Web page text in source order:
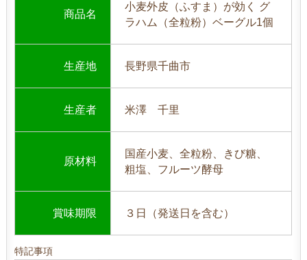
商品名
小麦外皮（ふすま）が効く グ
ラハム（全粒粉）ベーグル1個
生産地 長野県千曲市
生産者 米澤 千里
原材料
国産小麦、全粒粉、きび糖、
粗塩、フルーツ酵母
賞味期限 ３日（発送日を含む）
特記事項